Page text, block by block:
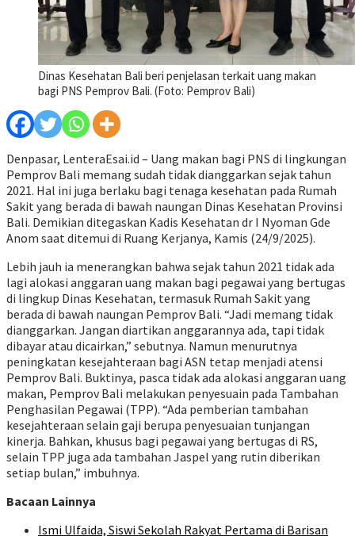
Dinas Kesehatan Bali beri penjelasan terkait uang makan
bagi PNS Pemprov Bali. (Foto: Pemprov Bali)
Denpasar, LenteraEsai.id – Uang makan bagi PNS di lingkungan
Pemprov Bali memang sudah tidak dianggarkan sejak tahun
2021. Hal ini juga berlaku bagi tenaga kesehatan pada Rumah
Sakit yang berada di bawah naungan Dinas Kesehatan Provinsi
Bali. Demikian ditegaskan Kadis Kesehatan dr I Nyoman Gde
Anom saat ditemui di Ruang Kerjanya, Kamis (24/9/2025).
Lebih jauh ia menerangkan bahwa sejak tahun 2021 tidak ada
lagi alokasi anggaran uang makan bagi pegawai yang bertugas
di lingkup Dinas Kesehatan, termasuk Rumah Sakit yang
berada di bawah naungan Pemprov Bali. “Jadi memang tidak
dianggarkan. Jangan diartikan anggarannya ada, tapi tidak
dibayar atau dicairkan,” sebutnya. Namun menurutnya
peningkatan kesejahteraan bagi ASN tetap menjadi atensi
Pemprov Bali. Buktinya, pasca tidak ada alokasi anggaran uang
makan, Pemprov Bali melakukan penyesuain pada Tambahan
Penghasilan Pegawai (TPP). “Ada pemberian tambahan
kesejahteraan selain gaji berupa penyesuaian tunjangan
kinerja. Bahkan, khusus bagi pegawai yang bertugas di RS,
selain TPP juga ada tambahan Jaspel yang rutin diberikan
setiap bulan,” imbuhnya.
Bacaan Lainnya
Ismi Ulfaida, Siswi Sekolah Rakyat Pertama di Barisan